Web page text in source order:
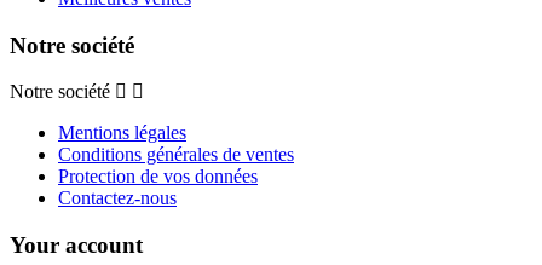
Notre société
Notre société
Mentions légales
Conditions générales de ventes
Protection de vos données
Contactez-nous
Your account